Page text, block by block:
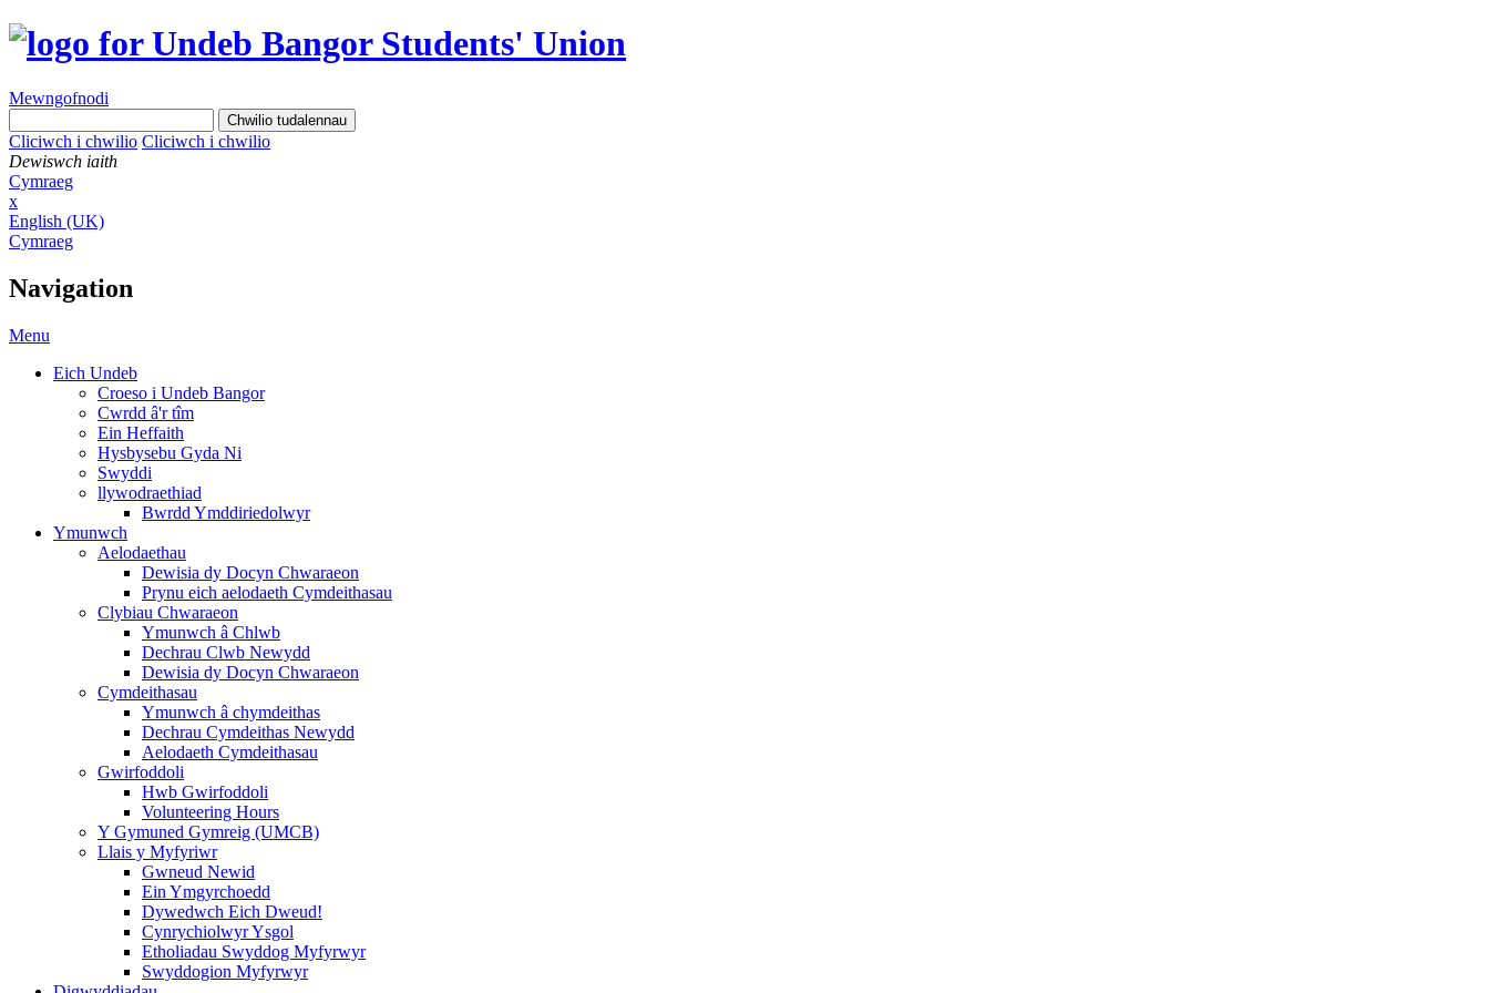
Mewngofnodi
Cliciwch i chwilio Cliciwch i chwilio
Dewiswch iaith
Cymraeg
x
English (UK)
Cymraeg
Navigation
Menu
Eich Undeb
Croeso i Undeb Bangor
Cwrdd â'r tîm
Ein Heffaith
Hysbysebu Gyda Ni
Swyddi
llywodraethiad
Bwrdd Ymddiriedolwyr
Ymunwch
Aelodaethau
Dewisia dy Docyn Chwaraeon
Prynu eich aelodaeth Cymdeithasau
Clybiau Chwaraeon
Ymunwch â Chlwb
Dechrau Clwb Newydd
Dewisia dy Docyn Chwaraeon
Cymdeithasau
Ymunwch â chymdeithas
Dechrau Cymdeithas Newydd
Aelodaeth Cymdeithasau
Gwirfoddoli
Hwb Gwirfoddoli
Volunteering Hours
Y Gymuned Gymreig (UMCB)
Llais y Myfyriwr
Gwneud Newid
Ein Ymgyrchoedd
Dywedwch Eich Dweud!
Cynrychiolwyr Ysgol
Etholiadau Swyddog Myfyrwyr
Swyddogion Myfyrwyr